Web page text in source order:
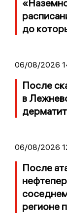
до
06/08/2026
После
в
06/08/2026
После
регионе